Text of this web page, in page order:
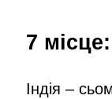
7 місце:
Індія –